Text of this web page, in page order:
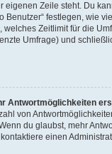
eigenen Zeile steht. Du
Benutzer“ festlegen, wie
welches Zeitlimit für die
Umfrage) und
Antwortmöglichkeiten
von
du glaubst, mehr
einen